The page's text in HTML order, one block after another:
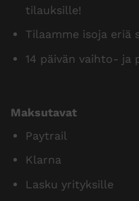
tilauksille!
Tilaamme isoja eriä
14 päivän vaihto-
Maksutavat
Paytrail
Klarna
Lasku yrityksille